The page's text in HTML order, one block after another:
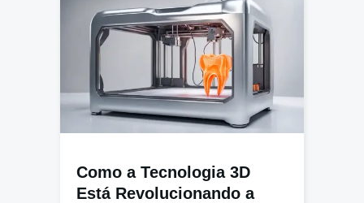
Como a Tecnologia 3D
Está Revolucionando a